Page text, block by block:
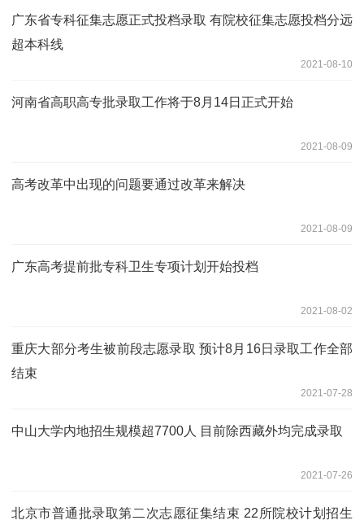
广东省专科征集志愿正式投档录取 有院校征集志愿投档分远
超本科线
2021-08-10
河南省高职高专批录取工作将于8月14日正式开始
2021-08-09
高考改革中出现的问题要通过改革来解决
2021-08-09
广东高考提前批专科卫生专项计划开始投档
2021-08-02
重庆大部分考生被前段志愿录取 预计8月16日录取工作全部
结束
2021-07-28
中山大学内地招生规模超7700人 目前除西藏外均完成录取
2021-07-26
北京市普通批录取第二次志愿征集结束 22所院校计划招生